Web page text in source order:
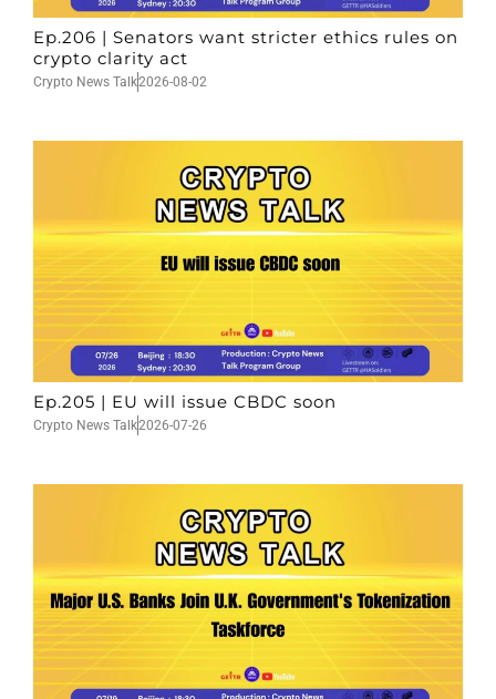
Ep.206 | Senators want stricter ethics rules on
crypto clarity act
Crypto News Talk2026-08-02
Ep.205 | EU will issue CBDC soon
Crypto News Talk2026-07-26